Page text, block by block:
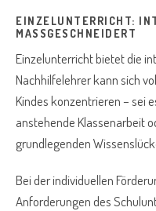
EINZELUNTERRICHT:
MASSGESCHNEIDERT
Einzelunterricht bietet die
Nachhilfelehrer kann sich
Kindes konzentrieren – sei
anstehende Klassenarbeit
grundlegenden
Bei der individuellen
Anforderungen des